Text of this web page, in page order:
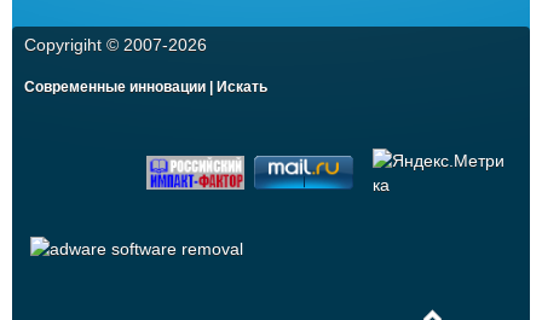
Copyrigiht © 2007-2026
Современные инновации | Искать